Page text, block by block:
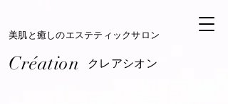
Création​
​美肌と癒しのエステティックサロン
​クレアシオン